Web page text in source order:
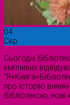
04
Сер
Сьогодні
кмітливих
про історію
бібліотекою, нові